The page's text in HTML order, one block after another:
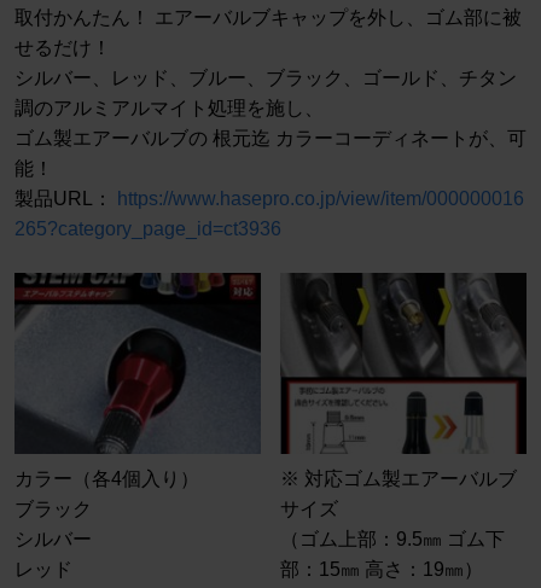
取付かんたん！ エアーバルブキャップを外し、ゴム部に被
せるだけ！
シルバー、レッド、ブルー、ブラック、ゴールド、チタン
調のアルミアルマイト処理を施し、
ゴム製エアーバルブの 根元迄 カラーコーディネートが、可
能！
製品URL：
https://www.hasepro.co.jp/view/item/000000016
265?category_page_id=ct3936
カラー（各4個入り）
ブラック
シルバー
レッド
※ 対応ゴム製エアーバルブ
サイズ
（ゴム上部：9.5㎜ ゴム下
部：15㎜ 高さ：19㎜）